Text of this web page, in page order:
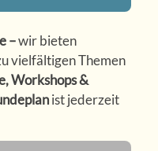
–wir bieten
vielfältigen Themen
Workshops &
ist jederzeit